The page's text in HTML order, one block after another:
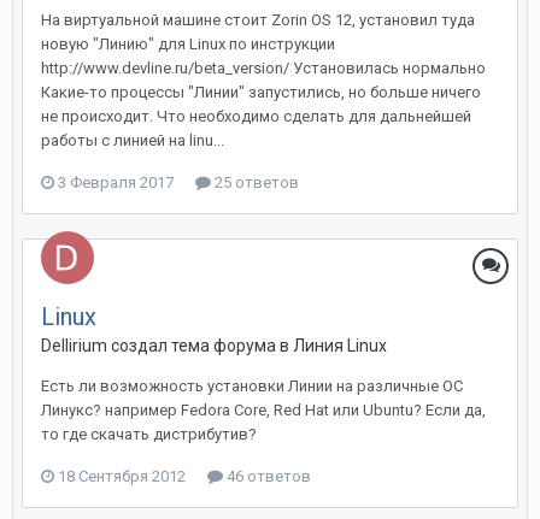
На виртуальной машине стоит Zorin OS 12, установил туда
новую "Линию" для Linux по инструкции
http://www.devline.ru/beta_version/ Установилась нормально
Какие-то процессы "Линии" запустились, но больше ничего
не происходит. Что необходимо сделать для дальнейшей
работы с линией на linu...
3 Февраля 2017 25 ответов
Linux
Dellirium создал тема форума в Линия Linux
Есть ли возможность установки Линии на различные ОС
Линукс? например Fedora Core, Red Hat или Ubuntu? Если да,
то где скачать дистрибутив?
18 Сентября 2012 46 ответов